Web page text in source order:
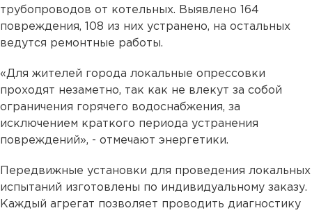
трубопроводов от котельных. Выявлено 164
повреждения, 108 из них устранено, на остальных
ведутся ремонтные работы.
«Для жителей города локальные опрессовки
проходят незаметно, так как не влекут за собой
ограничения горячего водоснабжения, за
исключением краткого периода устранения
повреждений», - отмечают энергетики.
Передвижные установки для проведения локальных
испытаний изготовлены по индивидуальному заказу.
Каждый агрегат позволяет проводить диагностику